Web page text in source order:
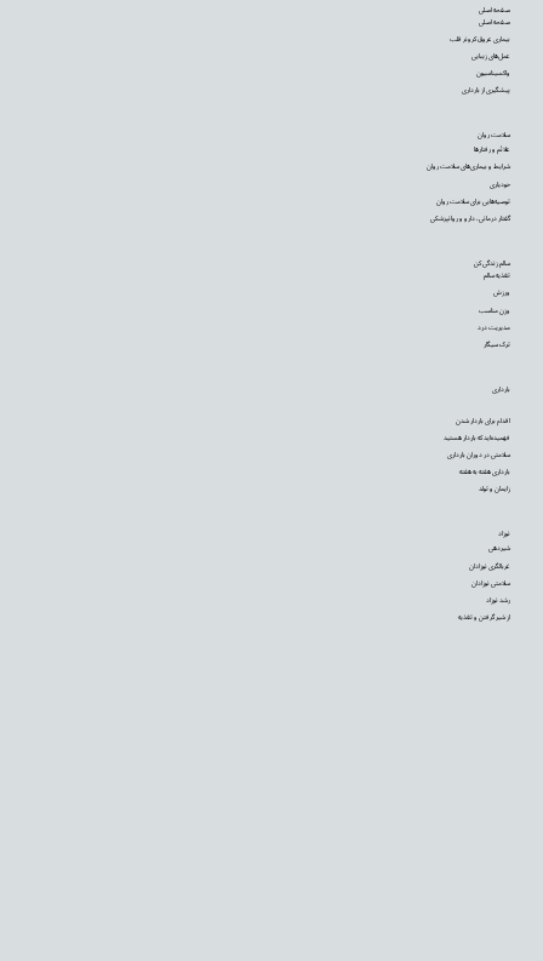
نوزاد
شیردهی
غربالگری نوزادان
سلامتی نوزادان
رشد نوزاد
از شیر گرفتن و تغذیه
بارداری
اقدام برای باردار شدن
فهمیده‌اید که باردار هستید
سلامتی در دوران بارداری
بارداری هفته به هفته
زایمان و تولد
سالم زندگی کن
تغذیه سالم
ورزش
وزن مناسب
مدیریت درد
ترک سیگار
سلامت روان
علائم و رفتارها
شرایط و بیماری‌های سلامت روان
خودیاری
توصیه‌‌هایی برای سلامت روان
گفتار درمانی، دارو و روانپزشکی
صفحه اصلی
صفحه اصلی
بیماری عروق کرونر قلب
عمل‌های زیبایی
واکسیناسیون
پیشگیری از بارداری